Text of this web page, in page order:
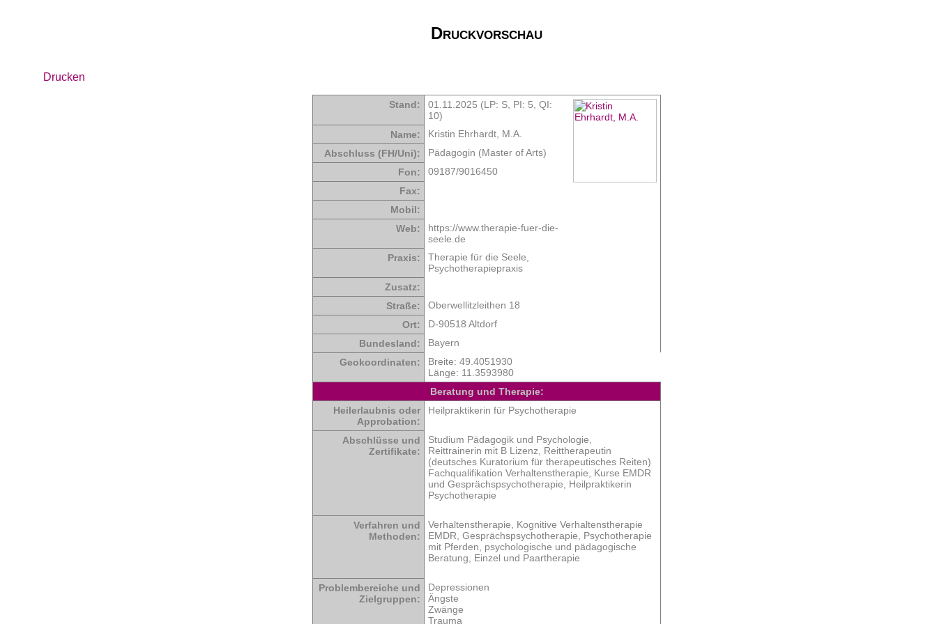
Druckvorschau
Drucken
Stand: 01.11.2025 (LP: S, PI: 5 QI:
10)
Name:
Kristin Ehrhardt, M.A.
Abschluss (FH/Uni):
Pädagogin (Master of Arts)
Fon:
09187/9016450
Fax:
Mobil:
Web:
https://www.therapie-fuer-die-
seele.de
Praxis:
Therapie für die Seele,
Psychotherapiepraxis
Zusatz:
Straße:
Oberwellitzleithen 18
Ort:
D-90518 Altdorf
Bundesland:
Bayern
Geokoordinaten:
Breite: 49.4051930
Länge: 11.3593980
Beratung und Therapie:
Heilerlaubnis oder
Approbation:
Heilpraktikerin für Psychotherapie
Abschlüsse und
Zertifikate:
Studium Pädagogik und Psychologie,
Reittrainerin mit B Lizenz, Reittherapeutin
(deutsches Kuratorium für therapeutisches Reiten)
Fachqualifikation Verhaltenstherapie, Kurse EMDR
und Gesprächspsychotherapie, Heilpraktikerin
Psychotherapie
Verfahren und
Methoden:
Verhaltenstherapie, Kognitive Verhaltenstherapie
EMDR, Gesprächspsychotherapie, Psychotherapie
mit Pferden, psychologische und pädagogische
Beratung, Einzel und Paartherapie
Problembereiche und
Zielgruppen:
Depressionen
Ängste
Zwänge
Trauma